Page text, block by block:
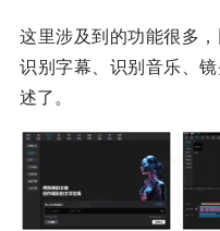
这里涉及到的功能很多
识别字幕、识别音乐、
述了。